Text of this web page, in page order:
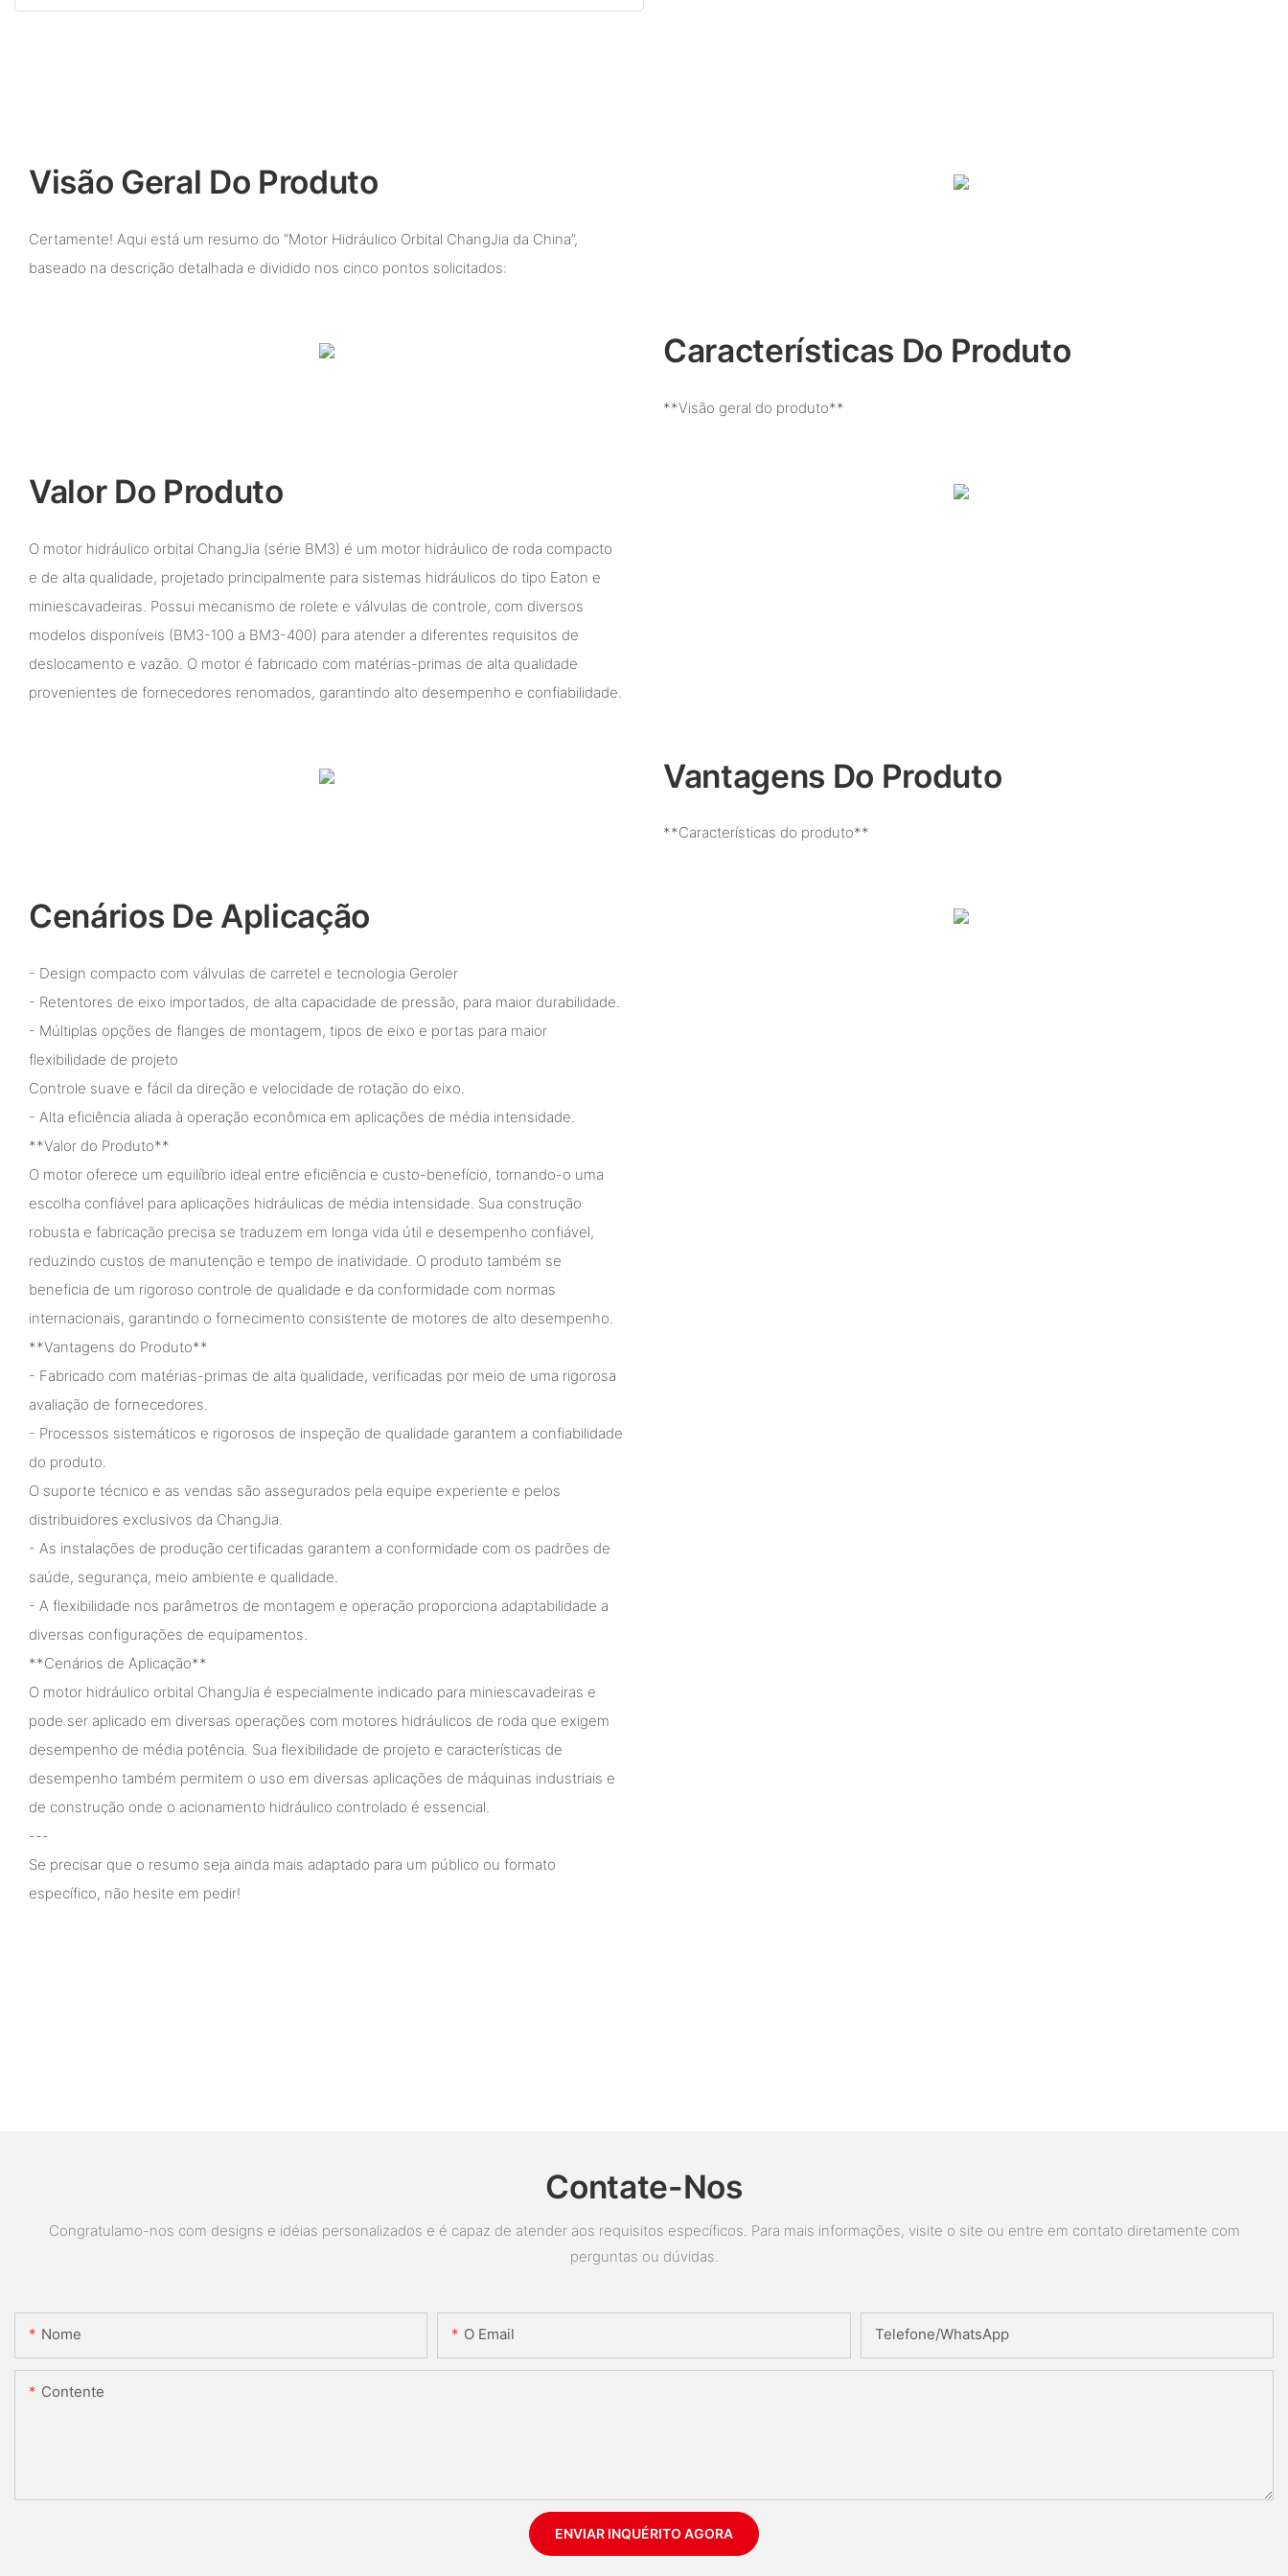
Visão Geral Do Produto
Certamente! Aqui está um resumo do “Motor Hidráulico Orbital ChangJia da China”,
baseado na descrição detalhada e dividido nos cinco pontos solicitados:
Características Do Produto
**Visão geral do produto**
Valor Do Produto
O motor hidráulico orbital ChangJia (série BM3) é um motor hidráulico de roda compacto
e de alta qualidade, projetado principalmente para sistemas hidráulicos do tipo Eaton e
miniescavadeiras. Possui mecanismo de rolete e válvulas de controle, com diversos
modelos disponíveis (BM3-100 a BM3-400) para atender a diferentes requisitos de
deslocamento e vazão. O motor é fabricado com matérias-primas de alta qualidade
provenientes de fornecedores renomados, garantindo alto desempenho e confiabilidade.
Vantagens Do Produto
**Características do produto**
Cenários De Aplicação
- Design compacto com válvulas de carretel e tecnologia Geroler
- Retentores de eixo importados, de alta capacidade de pressão, para maior durabilidade.
- Múltiplas opções de flanges de montagem, tipos de eixo e portas para maior
flexibilidade de projeto
Controle suave e fácil da direção e velocidade de rotação do eixo.
- Alta eficiência aliada à operação econômica em aplicações de média intensidade.
**Valor do Produto**
O motor oferece um equilíbrio ideal entre eficiência e custo-benefício, tornando-o uma
escolha confiável para aplicações hidráulicas de média intensidade. Sua construção
robusta e fabricação precisa se traduzem em longa vida útil e desempenho confiável,
reduzindo custos de manutenção e tempo de inatividade. O produto também se
beneficia de um rigoroso controle de qualidade e da conformidade com normas
internacionais, garantindo o fornecimento consistente de motores de alto desempenho.
**Vantagens do Produto**
- Fabricado com matérias-primas de alta qualidade, verificadas por meio de uma rigorosa
avaliação de fornecedores.
- Processos sistemáticos e rigorosos de inspeção de qualidade garantem a confiabilidade
do produto.
O suporte técnico e as vendas são assegurados pela equipe experiente e pelos
distribuidores exclusivos da ChangJia.
- As instalações de produção certificadas garantem a conformidade com os padrões de
saúde, segurança, meio ambiente e qualidade.
- A flexibilidade nos parâmetros de montagem e operação proporciona adaptabilidade a
diversas configurações de equipamentos.
**Cenários de Aplicação**
O motor hidráulico orbital ChangJia é especialmente indicado para miniescavadeiras e
pode ser aplicado em diversas operações com motores hidráulicos de roda que exigem
desempenho de média potência. Sua flexibilidade de projeto e características de
desempenho também permitem o uso em diversas aplicações de máquinas industriais e
de construção onde o acionamento hidráulico controlado é essencial.
---
Se precisar que o resumo seja ainda mais adaptado para um público ou formato
específico, não hesite em pedir!
Contate-Nos
Congratulamo-nos com designs e idéias personalizados e é capaz de atender aos requisitos específicos. Para mais informações, visite o site ou entre em contato diretamente com
perguntas ou dúvidas.
Nome O Email Telefone/whatsApp
Contente
ENVIAR INQUÉRITO AGORA